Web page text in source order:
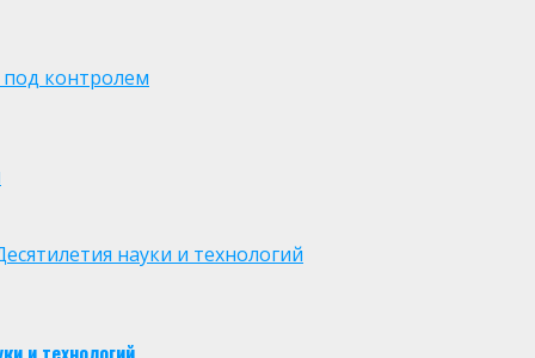
контролем
науки и технологий